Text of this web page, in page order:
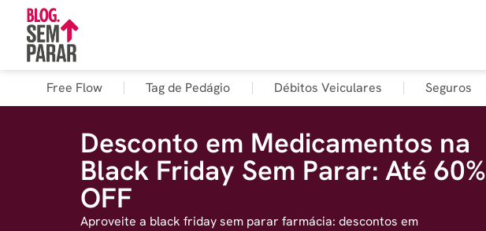
Free Flow Tag de Pedágio Débitos Veiculares Seguros
Desconto em Medicamentos na
Black Friday Sem Parar: Até 60%
OFF
Aproveite a black friday sem parar farmácia: descontos em